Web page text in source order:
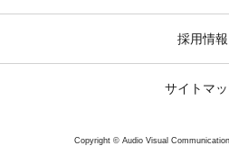
採用情報
サイトマ
Copyright © Audio Visual